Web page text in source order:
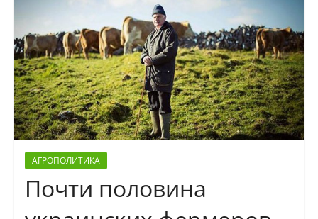
АГРОПОЛИТИКА
Почти половина